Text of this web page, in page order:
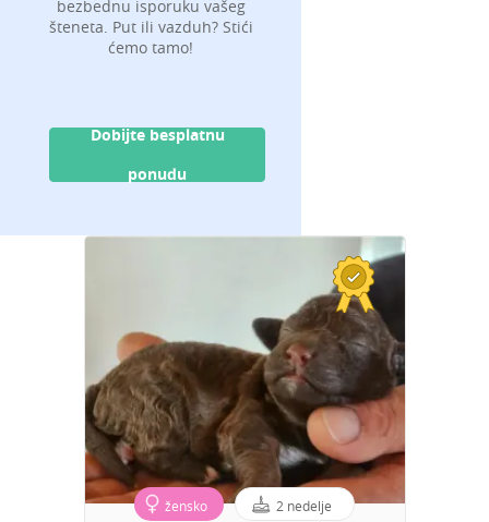
bezbednu isporuku vašeg
šteneta. Put ili vazduh? Stići
ćemo tamo!
Dobijte besplatnu
ponudu
žensko 2 nedelje